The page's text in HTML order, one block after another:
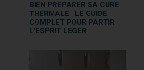
BIEN PREPARER SA CURE
THERMALE : LE GUIDE
COMPLET POUR PARTIR
L’ESPRIT LEGER